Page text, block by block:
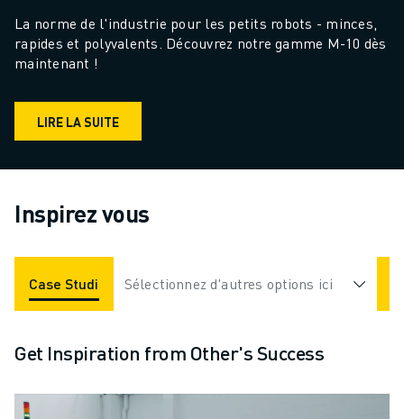
La norme de l'industrie pour les petits robots - minces,
rapides et polyvalents. Découvrez notre gamme M-10 dès
maintenant !
LIRE LA SUITE
Inspirez vous
Case Studies Applications Industries
Sélectionnez d'autres options ici
Get Inspiration from Other's Success